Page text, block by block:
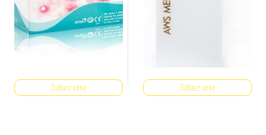
Zobacz cenę Zobacz cenę